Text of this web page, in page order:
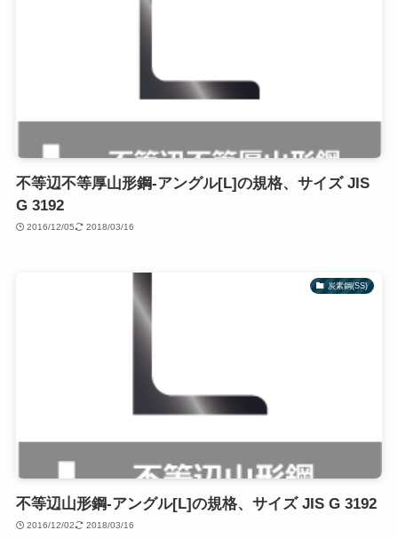
不等辺不等厚山形鋼-アングル[L]の規格、サイズ JIS
G 3192
2016/12/05 2018/03/16
炭素鋼(SS)
不等辺山形鋼-アングル[L]の規格、サイズ JIS G 3192
2016/12/02 2018/03/16